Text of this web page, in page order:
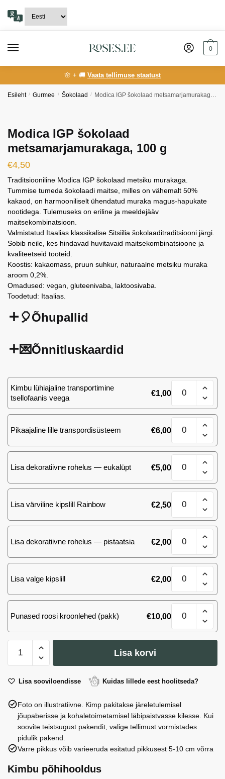
navigation
content
0
🌸 + 🚚 Vaata tellimuse staatust
Esileht / Gurmee / Šokolaad / Modica IGP šokolaad metsamarjamurakaga, 100 g
Modica IGP šokolaad
metsamarjamurakaga, 100 g
€4,50
Traditsiooniline Modica IGP šokolaad metsiku murakaga.
Tummise tumeda šokolaadi maitse, milles on vähemalt 50%
kakaod, on harmooniliselt ühendatud muraka magus-hapukate
nootidega. Tulemuseks on eriline ja meeldejääv
maitsekombinatsioon.
Valmistatud Itaalias klassikalise Sitsiilia šokolaaditraditsiooni järgi.
Sobib neile, kes hindavad huvitavaid maitsekombinatsioone ja
kvaliteetseid tooteid.
Koostis: kakaomass, pruun suhkur, naturaalne metsiku muraka
aroom 0,2%.
Omadused: vegan, gluteenivaba, laktoosivaba.
Toodetud: Itaalias.
🎈Õhupallid
💌Õnnitluskaardid
Kimbu lühiajaline transportimine
tsellofaanis veega
€1,00 IGP
šokolaad
100
kogus
Pikaajaline lille transpordisüsteem €6,00 IGP
šokolaad
100
kogus
Lisa dekoratiivne rohelus — eukalüpt €5,00 IGP
šokolaad
100
kogus
Lisa värviline kipslill Rainbow €2,50 IGP
šokolaad
100
kogus
Lisa dekoratiivne rohelus — pistaatsia €2,00 IGP
šokolaad
100
kogus
Lisa valge kipslill €2,00 IGP
šokolaad
100
kogus
Punased roosi kroonlehed (pakk) €10,00 IGP
šokolaad
kogus
IGP
metsamarjamurakaga,
g
kogus
Lisa korvi
Lisa sooviloendisse Kuidas lillede eest hoolitseda?
Foto on illustratiivne. Kimp pakitakse järeletulemisel
jõupaberisse ja kohaletoimetamisel läbipaistvasse kilesse. Kui
soovite teistsugust pakendit, valige tellimust vormistades
pidulik pakend.
Varre pikkus võib varieeruda esitatud pikkusest 5-10 cm võrra
Kimbu põhihooldus